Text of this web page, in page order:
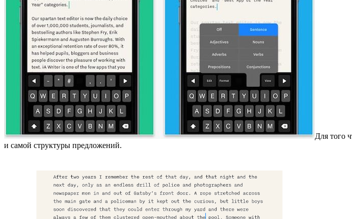
Для того
и самой структуры предложений.